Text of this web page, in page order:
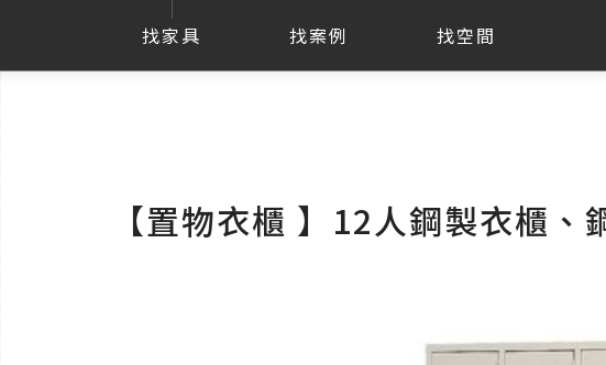
找家具 找案例 找空間
【置物衣櫃 】12人鋼製衣櫃、